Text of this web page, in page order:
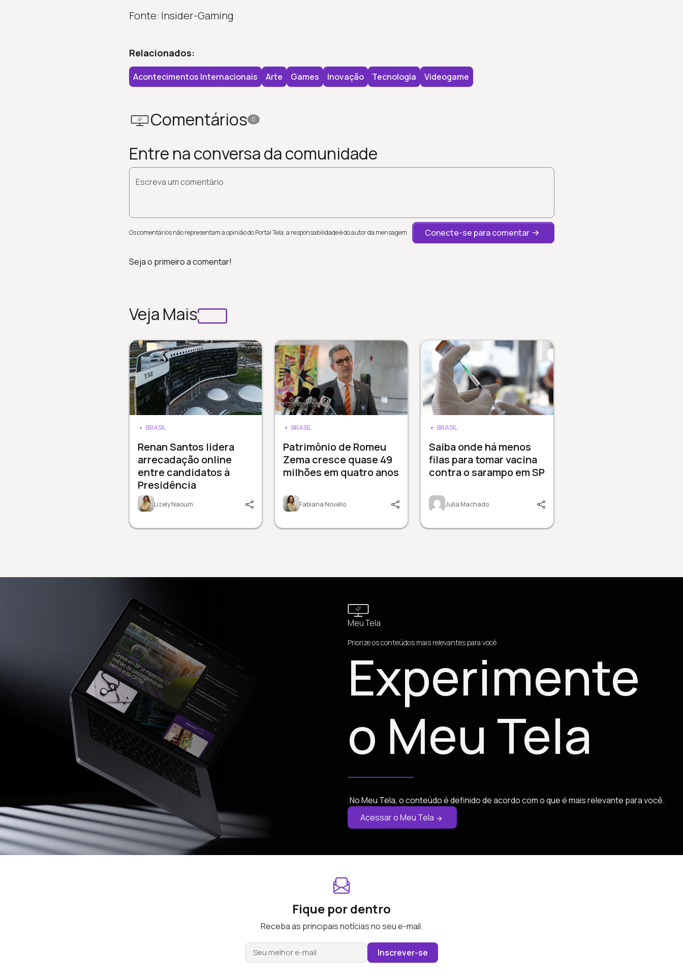
Fonte: Insider-Gaming
Relacionados:
Acontecimentos Internacionais Arte Games Inovação Tecnologia Videogame
Comentários 0
Entre na conversa da comunidade
Escreva um comentário
Os comentários não representam a opinião do Portal Tela; a responsabilidade é do autor da mensagem. Conecte-se para comentar
Seja o primeiro a comentar!
Veja Mais
BRASIL
Renan Santos lidera
arrecadação online
entre candidatos à
Presidência
Lizely Naoum
BRASIL
Patrimônio de Romeu
Zema cresce quase 49
milhões em quatro anos
Fabiana Novello
BRASIL
Saiba onde há menos
filas para tomar vacina
contra o sarampo em SP
Julia Machado
Meu Tela
Priorize os conteúdos mais relevantes para você
Experimente
o Meu Tela
No Meu Tela, o conteúdo é definido de acordo com o que é mais relevante para você.
Acessar o Meu Tela
Fique por dentro
Receba as principais notícias no seu e-mail.
Inscrever-se